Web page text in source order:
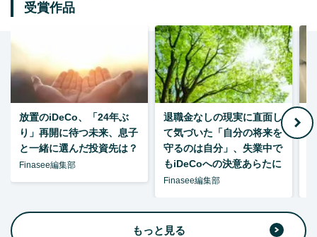
受賞作品
放置のiDeCo、「24年ぶ
り」再開に待つ未来、息子
と一緒に選んだ投資先は？
Finasee編集部
退職金なしの現実に直面し
て気づいた「自分の将来を
守るのは自分」、失業中で
もiDeCoへの決意あらたに
Finasee編集部
もっと見る